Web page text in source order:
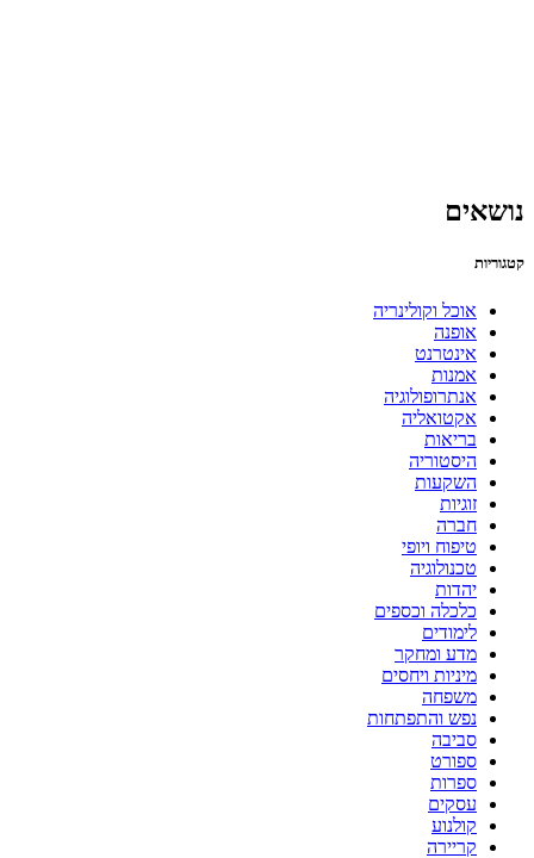
נושאים
קטגוריות
אוכל וקולינריה
אופנה
אינטרנט
אמנות
אנתרופולוגיה
אקטואליה
בריאות
היסטוריה
השקעות
זוגיות
חברה
טיפוח ויופי
טכנולוגיה
יהדות
כלכלה וכספים
לימודים
מדע ומחקר
מיניות ויחסים
משפחה
נפש והתפתחות
סביבה
ספורט
ספרות
עסקים
קולנוע
קריירה